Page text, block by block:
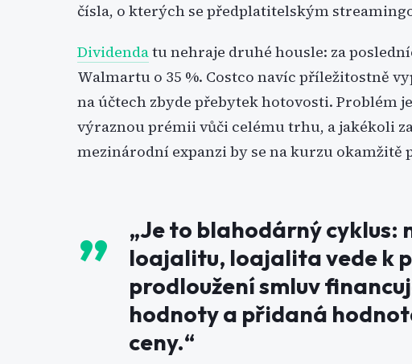
čísla, o kterých se předplatitelským
Dividendatu nehraje druhé housle: za
Walmartu o 35 %. Costco navíc příležitostně
na účtech zbyde přebytek hotovosti. Problém
výraznou prémii vůči celému trhu, a jakékoli
mezinárodní expanzi by se na kurzu okamžitě
„Je to blahodárný cyklus:
loajalitu, loajalita vede k
prodloužení smluv
hodnoty a přidaná
ceny.“